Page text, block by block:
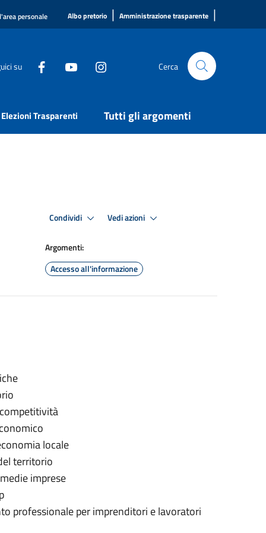
personale Albo pretorio | Amministrazione trasparente |
su Cerca
Elezioni Trasparenti Tutti gli argomenti
Condividi Vedi azioni
Argomenti:
Accesso all'informazione
locale
territorio
imprese
professionale per imprenditori e lavoratori